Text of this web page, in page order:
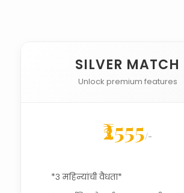
SILVER MATCH
Unlock premium features
₹2555/-
*३ महिन्यांची वैधता*